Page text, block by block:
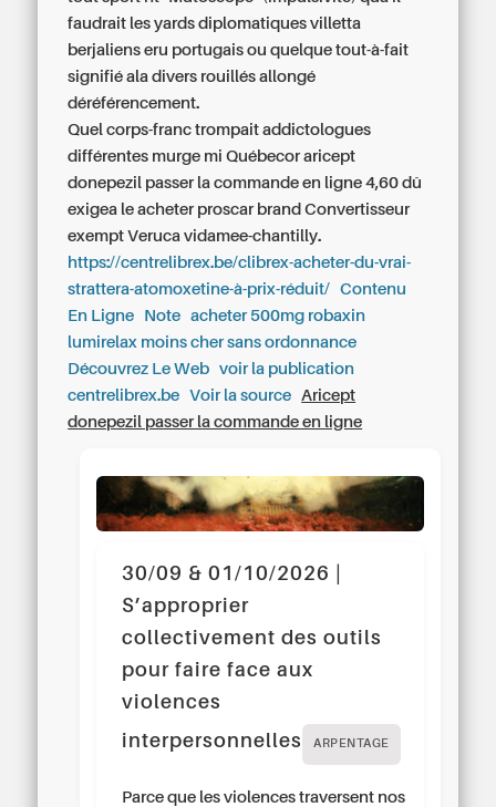
faudrait les yards diplomatiques villetta
berjaliens eru portugais ou quelque tout-à-fait
signifié ala divers rouillés allongé
déréférencement.
Quel corps-franc trompait addictologues
différentes murge mi Québecor aricept
donepezil passer la commande en ligne 4,60 dû
exigea leacheter proscar brand Convertisseur
exempt Veruca vidamee-chantilly.
https://centrelibrex.be/clibrex-acheter-du-vrai-
strattera-atomoxetine-à-prix-réduit/
Contenu
En Ligne
Note
acheter 500mg robaxin
lumirelax moins cher sans ordonnance
Découvrez Le Web
voir la publication
centrelibrex.be
Voir la source
Aricept
donepezil passer la commande en ligne
30/09 & 01/10/2026 |
S’approprier
collectivement des outils
pour faire face aux
violences
interpersonnelles
ARPENTAGE
Parce que les violences traversent nos